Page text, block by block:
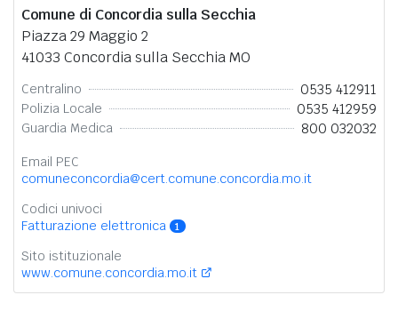
Comune di Concordia sulla Secchia
Piazza 29 Maggio 2
41033 Concordia sulla Secchia MO
Centralino 0535 412911
Polizia Locale 0535 412959
Guardia Medica 800 032032
Email PEC
comuneconcordia@cert.comune.concordia.mo.it
Codici univoci
Fatturazione elettronica
1
Sito istituzionale
www.comune.concordia.mo.it